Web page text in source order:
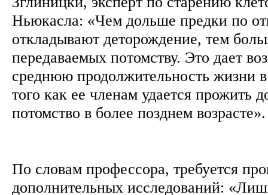
Ньюкасла: «Чем дольше предки по
откладывают деторождение, тем
передаваемых потомству. Это дает
среднюю продолжительность жизни
того как ее членам удается прожить
потомство в более позднем
По словам профессора, требуется
дополнительных исследований: